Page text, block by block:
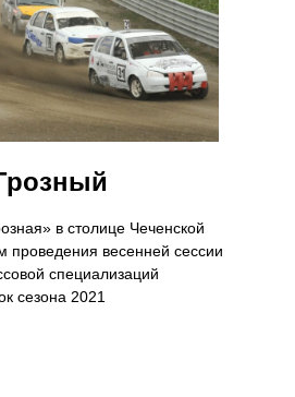
в столице Чеченской
проведения весенней сессии
специализаций
сезона 2021